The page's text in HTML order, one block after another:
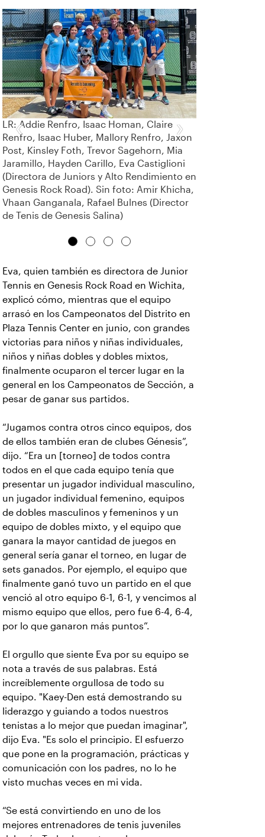
‹
LR: Addie Renfro, Isaac Homan, Claire
Renfro, Isaac Huber, Mallory Renfro, Jaxon
Post, Kinsley Foth, Trevor Sagehorn, Mia
Jaramillo, Hayden Carillo, Eva Castiglioni
(Directora de Juniors y Alto Rendimiento en
Genesis Rock Road). Sin foto: Amir Khicha,
Vhaan Ganganala, Rafael Bulnes (Director
de Tenis de Genesis Salina)
›
Eva, quien también es directora de Junior
Tennis en Genesis Rock Road en Wichita,
explicó cómo, mientras que el equipo
arrasó en los Campeonatos del Distrito en
Plaza Tennis Center en junio, con grandes
victorias para niños y niñas individuales,
niños y niñas dobles y dobles mixtos,
finalmente ocuparon el tercer lugar en la
general en los Campeonatos de Sección, a
pesar de ganar sus partidos.
“Jugamos contra otros cinco equipos, dos
de ellos también eran de clubes Génesis”,
dijo. “Era un [torneo] de todos contra
todos en el que cada equipo tenía que
presentar un jugador individual masculino,
un jugador individual femenino, equipos
de dobles masculinos y femeninos y un
equipo de dobles mixto, y el equipo que
ganara la mayor cantidad de juegos en
general sería ganar el torneo, en lugar de
sets ganados. Por ejemplo, el equipo que
finalmente ganó tuvo un partido en el que
venció al otro equipo 6-1, 6-1, y vencimos al
mismo equipo que ellos, pero fue 6-4, 6-4,
por lo que ganaron más puntos”.
El orgullo que siente Eva por su equipo se
nota a través de sus palabras. Está
increíblemente orgullosa de todo su
equipo. "Kaey-Den está demostrando su
liderazgo y guiando a todos nuestros
tenistas a lo mejor que puedan imaginar",
dijo Eva. "Es solo el principio. El esfuerzo
que pone en la programación, prácticas y
comunicación con los padres, no lo he
visto muchas veces en mi vida.
“Se está convirtiendo en uno de los
mejores entrenadores de tenis juveniles